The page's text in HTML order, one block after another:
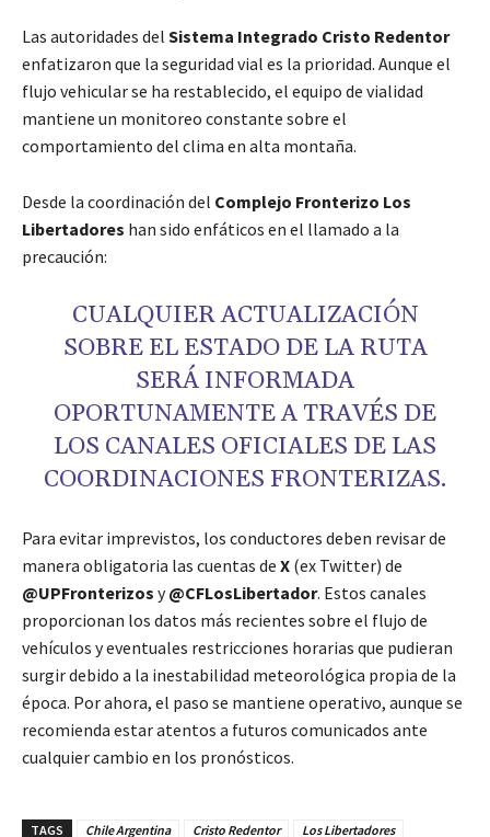
Las autoridades del Sistema Integrado Cristo Redentor
enfatizaron que la seguridad vial es la prioridad. Aunque el
flujo vehicular se ha restablecido, el equipo de vialidad
mantiene un monitoreo constante sobre el
comportamiento del clima en alta montaña.
Desde la coordinación del Complejo Fronterizo Los
Libertadores han sido enfáticos en el llamado a la
precaución:
CUALQUIER ACTUALIZACIÓN
SOBRE EL ESTADO DE LA RUTA
SERÁ INFORMADA
OPORTUNAMENTE A TRAVÉS DE
LOS CANALES OFICIALES DE LAS
COORDINACIONES FRONTERIZAS.
Para evitar imprevistos, los conductores deben revisar de
manera obligatoria las cuentas de X (ex Twitter) de
@UPFronterizos y@CFLosLibertador. Estos canales
proporcionan los datos más recientes sobre el flujo de
vehículos y eventuales restricciones horarias que pudieran
surgir debido a la inestabilidad meteorológica propia de la
época. Por ahora, el paso se mantiene operativo, aunque se
recomienda estar atentos a futuros comunicados ante
cualquier cambio en los pronósticos.
TAGS Chile Argentina Cristo Redentor Los Libertadores